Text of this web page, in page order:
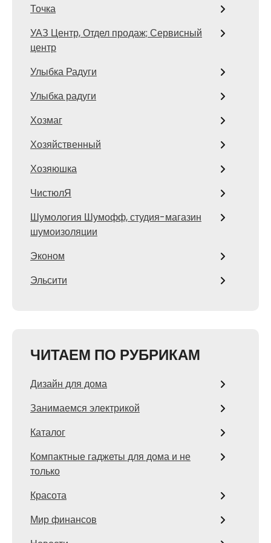
Точка
УАЗ Центр, Отдел продаж; Сервисный
центр
Улыбка Радуги
Улыбка радуги
Хозмаг
Хозяйственный
Хозяюшка
ЧистюлЯ
Шумология Шумофф, студия-магазин
шумоизоляции
Эконом
Эльсити
ЧИТАЕМ ПО РУБРИКАМ
Дизайн для дома
Занимаемся электрикой
Каталог
Компактные гаджеты для дома и не
только
Красота
Мир финансов